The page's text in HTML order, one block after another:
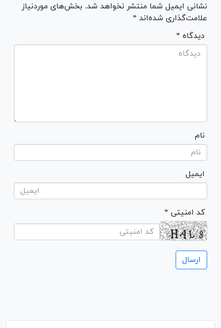
نشانی ایمیل شما منتشر نخواهد شد. بخش‌های موردنیاز
علامت‌گذاری شده‌اند *
* دیدگاه
نام
ایمیل
* کد امنیتی